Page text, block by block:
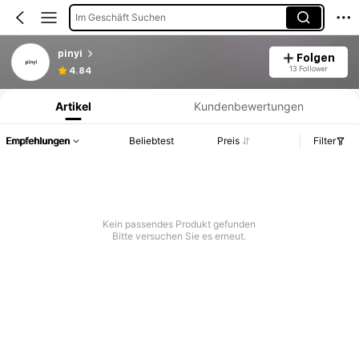
Im Geschäft Suchen
pinyi
4.84
Folgen
13 Follower
Produktinformation: Preisangabe, Verkaufs- und Lagerbestandsdetails.
Artikel Kundenbewertungen
Empfehlungen Beliebtest Preis Filter
Kein passendes Produkt gefunden
Bitte versuchen Sie es erneut.